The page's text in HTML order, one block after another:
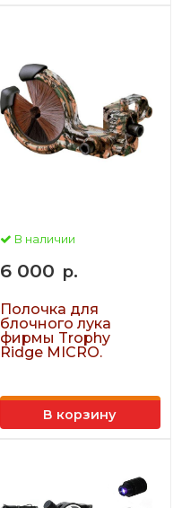
В наличии
6 000 р.
Полочка для
блочного лука
фирмы Trophy
Ridge MICRO.
В корзину